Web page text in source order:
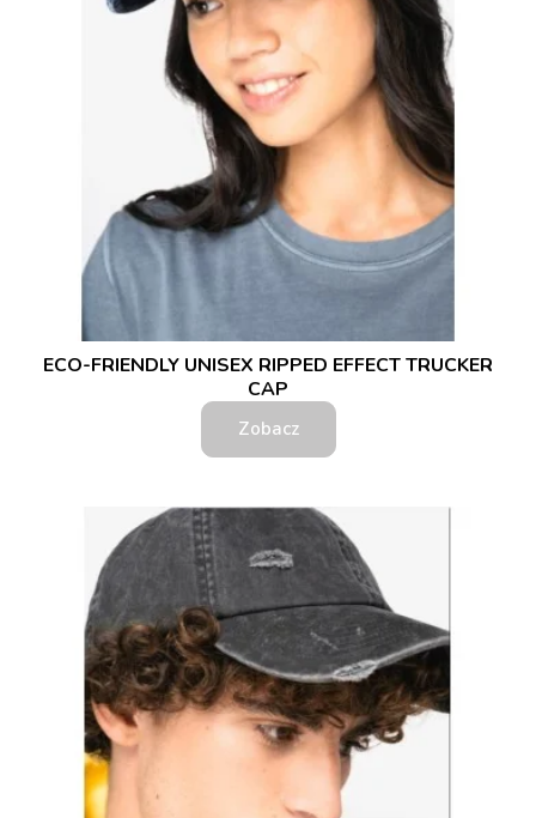
ECO-FRIENDLY UNISEX RIPPED EFFECT TRUCKER
CAP
Zobacz